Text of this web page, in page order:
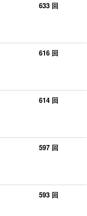
633 回
616 回
614 回
597 回
593 回